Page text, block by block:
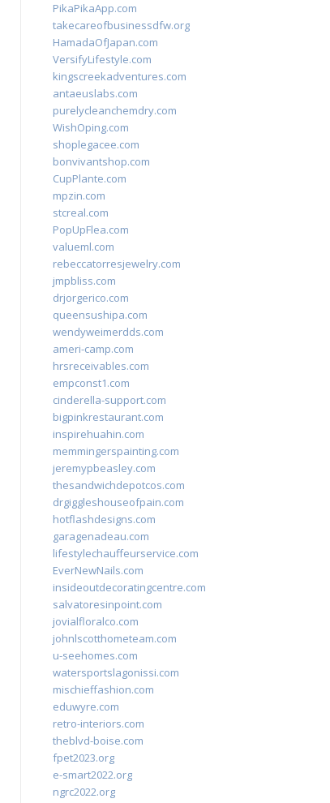
PikaPikaApp.com
takecareofbusinessdfw.org
HamadaOfJapan.com
VersifyLifestyle.com
kingscreekadventures.com
antaeuslabs.com
purelycleanchemdry.com
WishOping.com
shoplegacee.com
bonvivantshop.com
CupPlante.com
mpzin.com
stcreal.com
PopUpFlea.com
valueml.com
rebeccatorresjewelry.com
jmpbliss.com
drjorgerico.com
queensushipa.com
wendyweimerdds.com
ameri-camp.com
hrsreceivables.com
empconst1.com
cinderella-support.com
bigpinkrestaurant.com
inspirehuahin.com
memmingerspainting.com
jeremypbeasley.com
thesandwichdepotcos.com
drgiggleshouseofpain.com
hotflashdesigns.com
garagenadeau.com
lifestylechauffeurservice.com
EverNewNails.com
insideoutdecoratingcentre.com
salvatoresinpoint.com
jovialfloralco.com
johnlscotthometeam.com
u-seehomes.com
watersportslagonissi.com
mischieffashion.com
eduwyre.com
retro-interiors.com
theblvd-boise.com
fpet2023.org
e-smart2022.org
ngrc2022.org